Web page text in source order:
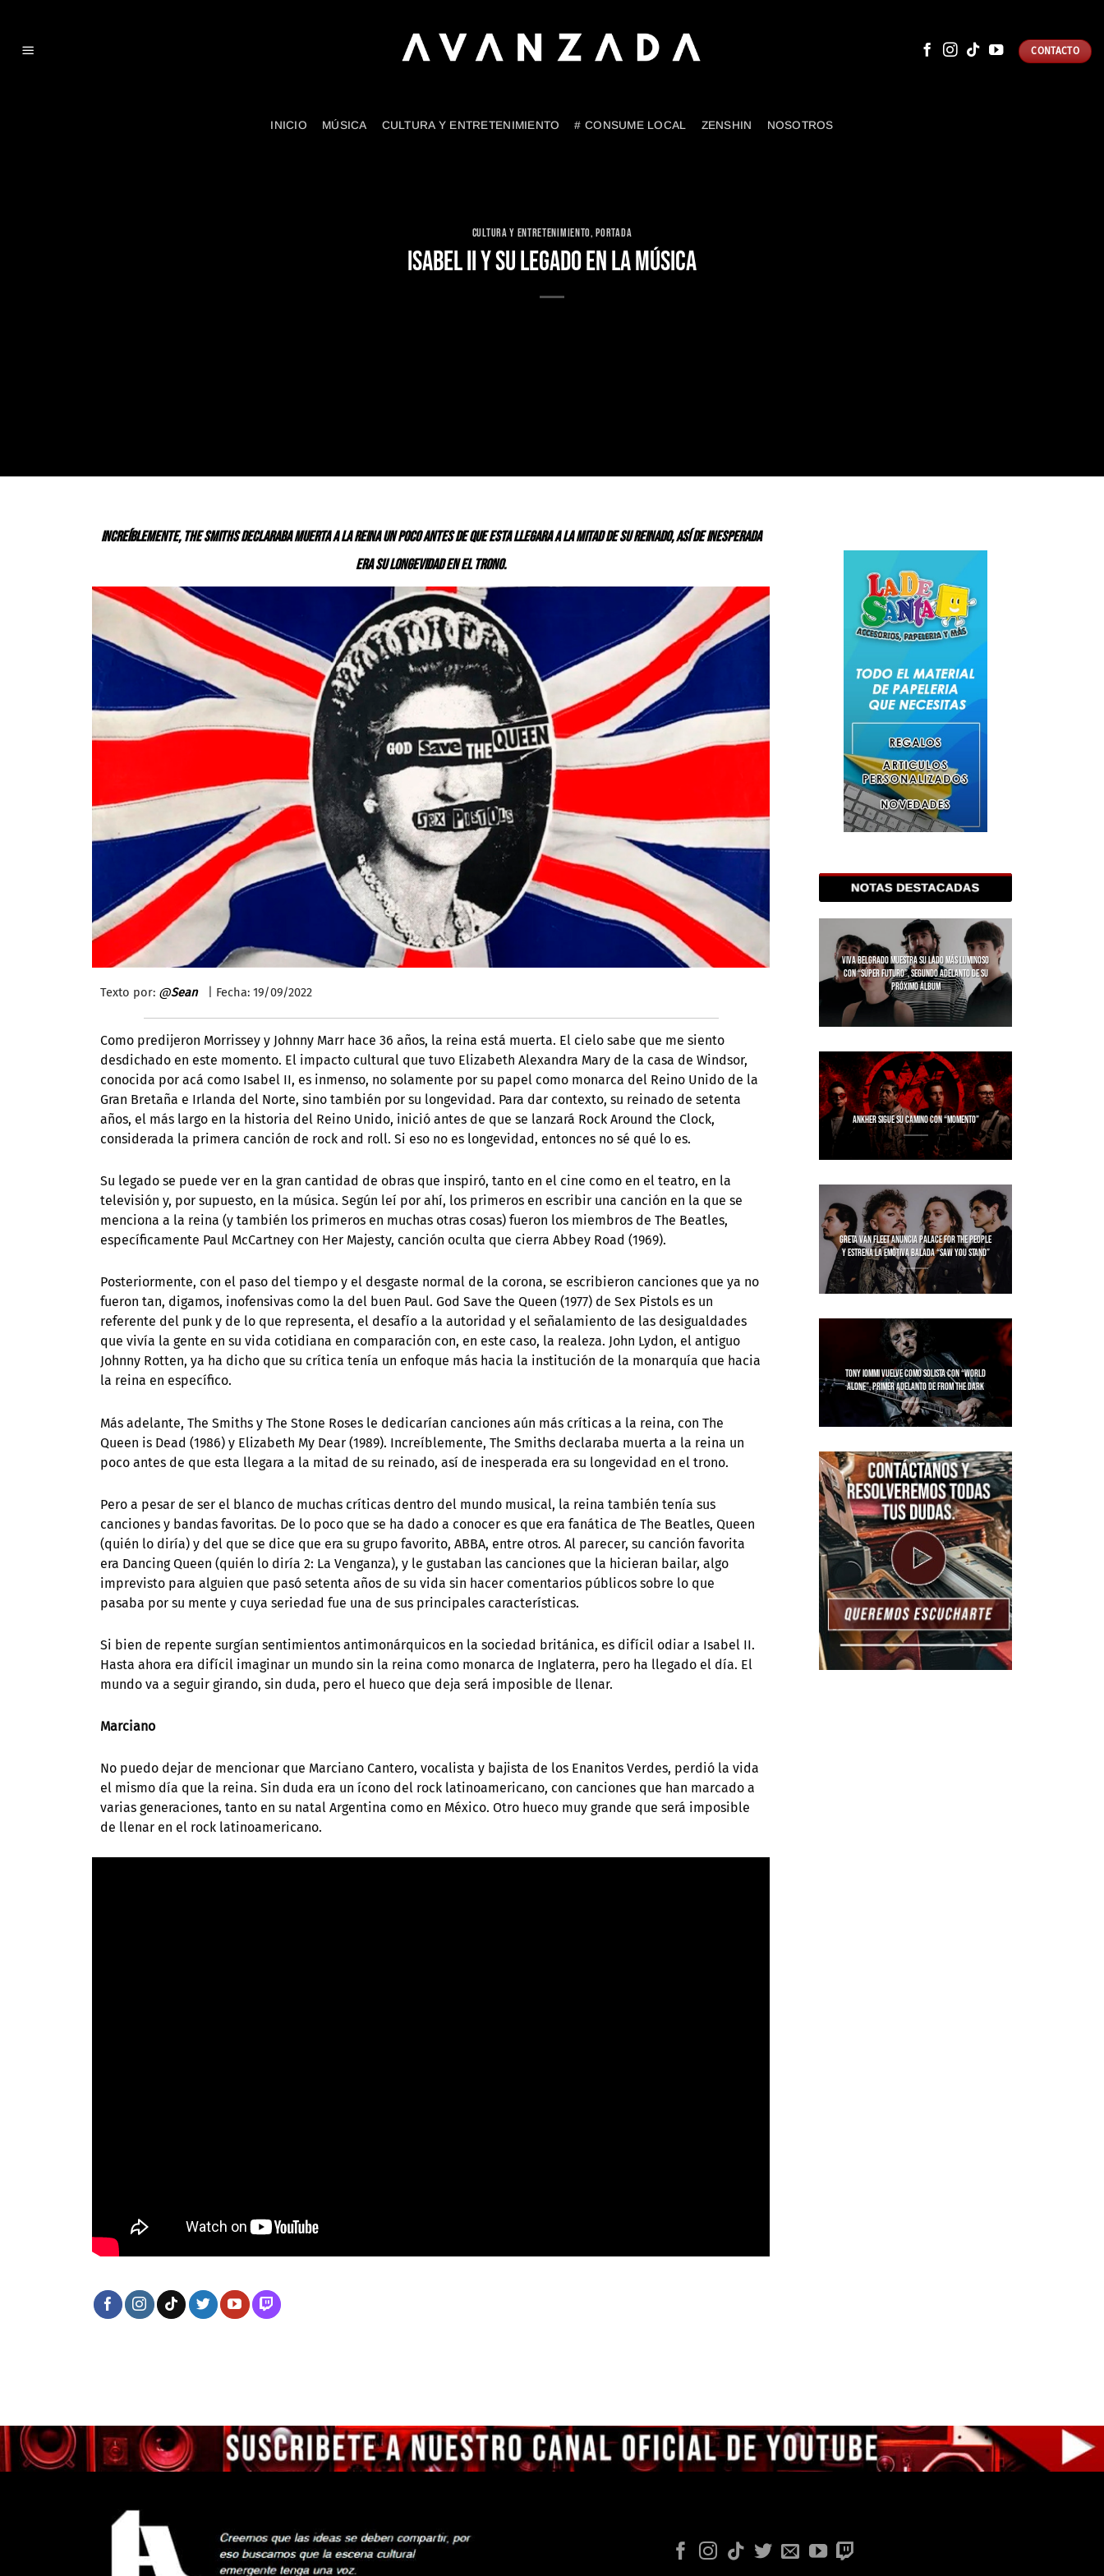
content
CONTACTO
INICIO MÚSICA CULTURA Y ENTRETENIMIENTO # CONSUME LOCAL ZENSHIN NOSOTROS
CULTURA Y ENTRETENIMIENTO, PORTADA
ISABEL II Y SU LEGADO EN LA MÚSICA
Increíblemente, The Smiths declaraba muerta a la reina un poco antes de que esta llegara a la mitad de su reinado, así de inesperada
era su longevidad en el trono.
Texto por: @Sean| Fecha: 19/09/2022
Como predijeron Morrissey y Johnny Marr hace 36 años, la reina está muerta. El cielo sabe que me siento
desdichado en este momento. El impacto cultural que tuvo Elizabeth Alexandra Mary de la casa de Windsor,
conocida por acá como Isabel II, es inmenso, no solamente por su papel como monarca del Reino Unido de la
Gran Bretaña e Irlanda del Norte, sino también por su longevidad. Para dar contexto, su reinado de setenta
años, el más largo en la historia del Reino Unido, inició antes de que se lanzará Rock Around the Clock,
considerada la primera canción de rock and roll. Si eso no es longevidad, entonces no sé qué lo es.
Su legado se puede ver en la gran cantidad de obras que inspiró, tanto en el cine como en el teatro, en la
televisión y, por supuesto, en la música. Según leí por ahí, los primeros en escribir una canción en la que se
menciona a la reina (y también los primeros en muchas otras cosas) fueron los miembros de The Beatles,
específicamente Paul McCartney con Her Majesty, canción oculta que cierra Abbey Road (1969).
Posteriormente, con el paso del tiempo y el desgaste normal de la corona, se escribieron canciones que ya no
fueron tan, digamos, inofensivas como la del buen Paul. God Save the Queen (1977) de Sex Pistols es un
referente del punk y de lo que representa, el desafío a la autoridad y el señalamiento de las desigualdades
que vivía la gente en su vida cotidiana en comparación con, en este caso, la realeza. John Lydon, el antiguo
Johnny Rotten, ya ha dicho que su crítica tenía un enfoque más hacia la institución de la monarquía que hacia
la reina en específico.
Más adelante, The Smiths y The Stone Roses le dedicarían canciones aún más críticas a la reina, con The
Queen is Dead (1986) y Elizabeth My Dear (1989). Increíblemente, The Smiths declaraba muerta a la reina un
poco antes de que esta llegara a la mitad de su reinado, así de inesperada era su longevidad en el trono.
Pero a pesar de ser el blanco de muchas críticas dentro del mundo musical, la reina también tenía sus
canciones y bandas favoritas. De lo poco que se ha dado a conocer es que era fanática de The Beatles, Queen
(quién lo diría) y del que se dice que era su grupo favorito, ABBA, entre otros. Al parecer, su canción favorita
era Dancing Queen (quién lo diría 2: La Venganza), y le gustaban las canciones que la hicieran bailar, algo
imprevisto para alguien que pasó setenta años de su vida sin hacer comentarios públicos sobre lo que
pasaba por su mente y cuya seriedad fue una de sus principales características.
Si bien de repente surgían sentimientos antimonárquicos en la sociedad británica, es difícil odiar a Isabel II.
Hasta ahora era difícil imaginar un mundo sin la reina como monarca de Inglaterra, pero ha llegado el día. El
mundo va a seguir girando, sin duda, pero el hueco que deja será imposible de llenar.
Marciano
No puedo dejar de mencionar que Marciano Cantero, vocalista y bajista de los Enanitos Verdes, perdió la vida
el mismo día que la reina. Sin duda era un ícono del rock latinoamericano, con canciones que han marcado a
varias generaciones, tanto en su natal Argentina como en México. Otro hueco muy grande que será imposible
de llenar en el rock latinoamericano.
VIVA BELGRADO MUESTRA SU LADO MÁS LUMINOSO
CON “SÚPER FUTURO”, SEGUNDO ADELANTO DE SU
PRÓXIMO ÁLBUM
ANKHER SIGUE SU CAMINO CON “MOMENTO”
GRETA VAN FLEET ANUNCIA PALACE FOR THE PEOPLE
Y ESTRENA LA EMOTIVA BALADA “SAW YOU STAND”
TONY IOMMI VUELVE COMO SOLISTA CON “WORLD
ALONE”, PRIMER ADELANTO DE FROM THE DARK